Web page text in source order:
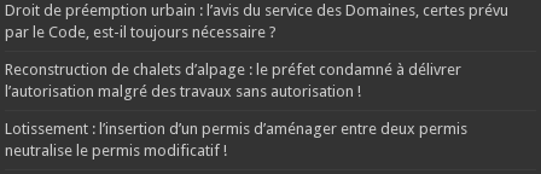
Droit de préemption urbain : l’avis du service des Domaines, certes prévu
par le Code, est-il toujours nécessaire ?
Reconstruction de chalets d’alpage : le préfet condamné à délivrer
l’autorisation malgré des travaux sans autorisation !
Lotissement : l’insertion d’un permis d’aménager entre deux permis
neutralise le permis modificatif !